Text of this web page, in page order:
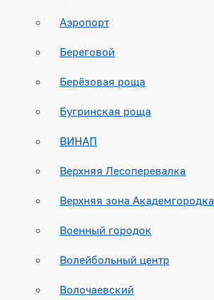
Аэропорт
Береговой
Берёзовая роща
Бугринская роща
ВИНАП
Верхняя Лесоперевалка
Верхняя зона Академгородка
Военный городок
Волейбольный центр
Волочаевский